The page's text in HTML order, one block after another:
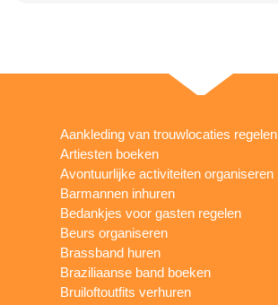
Aankleding van trouwlocaties regelen
Artiesten boeken
Avontuurlijke activiteiten organiseren
Barmannen inhuren
Bedankjes voor gasten regelen
Beurs organiseren
Brassband huren
Braziliaanse band boeken
Bruiloftoutfits verhuren